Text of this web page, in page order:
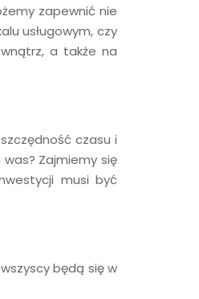
zapewnić nie
usługowym, czy
a także na
czasu i
Zajmiemy się
musi być
będą się w